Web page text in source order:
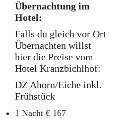
Übernachtung im
Hotel:
Falls du gleich vor Ort
Übernachten willst
hier die Preise vom
Hotel Kranzbichlhof:
DZ Ahorn/Eiche inkl.
Frühstück
1 Nacht € 167